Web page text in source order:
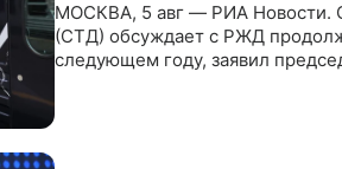
МОСКВА, 5 авг — РИА Новости.
(СТД) обсуждает с РЖД
следующем году, заявил